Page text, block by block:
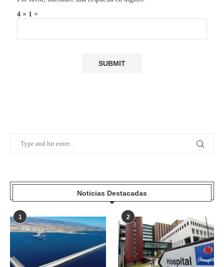
4 × 1 =
Noticias Destacadas
1 2